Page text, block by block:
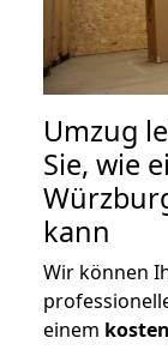
Umzug
Sie, wie
kann
Wir können
einem